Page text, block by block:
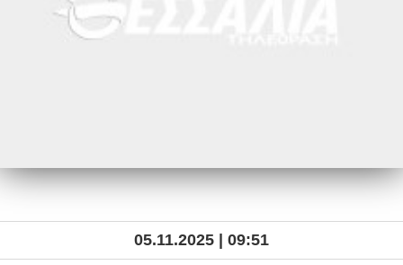
05.11.2025 | 09:51